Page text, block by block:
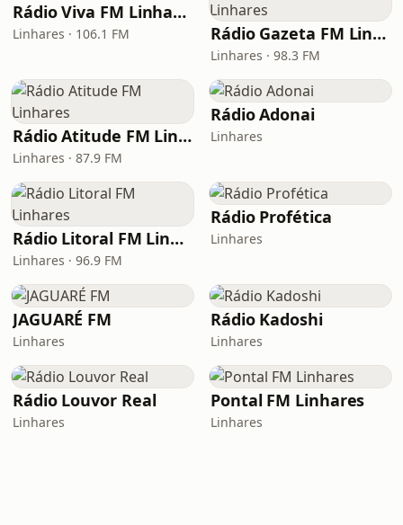
Rádio Viva FM Linhares
Linhares · 106.1 FM Rádio Gazeta FM Linhares
Linhares · 98.3 FM
Rádio Atitude FM Linhares
Linhares · 87.9 FM
Rádio Adonai
Linhares
Rádio Litoral FM Linhares
Linhares · 96.9 FM
Rádio Profética
Linhares
JAGUARÉ FM
Linhares
Rádio Kadoshi
Linhares
Rádio Louvor Real
Linhares
Pontal FM Linhares
Linhares